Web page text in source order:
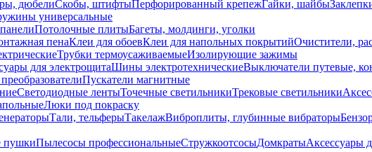
дюбелиСкобы, штифтыПерфорированный крепежГайки, шайбы
универсальные
Потолочные плитыБагеты, молдинги, уголки
пенаКлеи для обоевКлеи для напольных покрытийОчистители,
Трубки термоусаживаемыеИзолирующие зажимы
для электрощитаШины электротехническиеВыключатели путевые,
Пускатели магнитные
Светодиодные лентыТочечные светильникиТрековые светильники
Люки под покраску
Тали, тельферыТакелажВиброплиты, глубинные вибраторы
пушкиПылесосы профессиональныеСтружкоотсосыДомкратыАксессуары